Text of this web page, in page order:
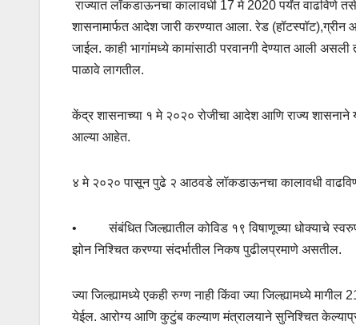
राज्यात लॉकडाऊनचा कालावधी 17 मे 2020 पर्यंत वाढविणे
शासनामार्फत आदेश जारी करण्यात आला. रेड (हॉटस्पॉट),ग्रीन
जाईल. काही भागांमध्ये कामांसाठी परवानगी देण्यात आली असली
पाळावे लागतील.
केंद्र शासनाच्या १ मे २०२० रोजीचा आदेश आणि राज्य शासनाने
आल्या आहेत.
४ मे २०२० पासून पुढे २ आठवडे लॉकडाऊनचा कालावधी
•संबंधित जिल्ह्यातील कोविड १९ विषाणूच्या धोक्याचे
झोन निश्चित करण्या संदर्भातील निकष पुढीलप्रमाणे असतील.
ज्या जिल्ह्यामध्ये एकही रुग्ण नाही किंवा ज्या जिल्ह्यामध्ये
येईल. आरोग्य आणि कुटुंब कल्याण मंत्रालयाने सुनिश्चित